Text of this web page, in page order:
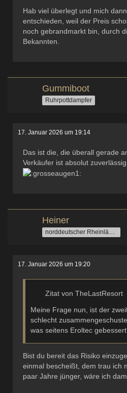
Hab viel überlegt und mich
entschieden, weil der Preis
noch gebrandmarkt bin, durch
Bekannten.
Gummiboot
Ruhrpottdampfer
17. Januar 2026 um 19:14
Das ist die, die überall gerade
Verkäufer ist absolut
Heiner
norddeutscher Rheinländer
17. Januar 2026 um 19:20
Zitat von TheLastResort
Meine Frage nun, ist der
schlecht
was seitens Eroltec
Bist du bereit das Risiko
einmal bescheißt, dem trau ich
paar Jahre jünger, wäre ich